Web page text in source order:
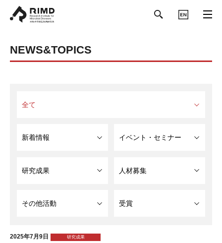
NEWS&TOPICS
全て
新着情報 イベント・セミナー
研究成果 人材募集
その他活動 受賞
2025年7月9日 研究成果